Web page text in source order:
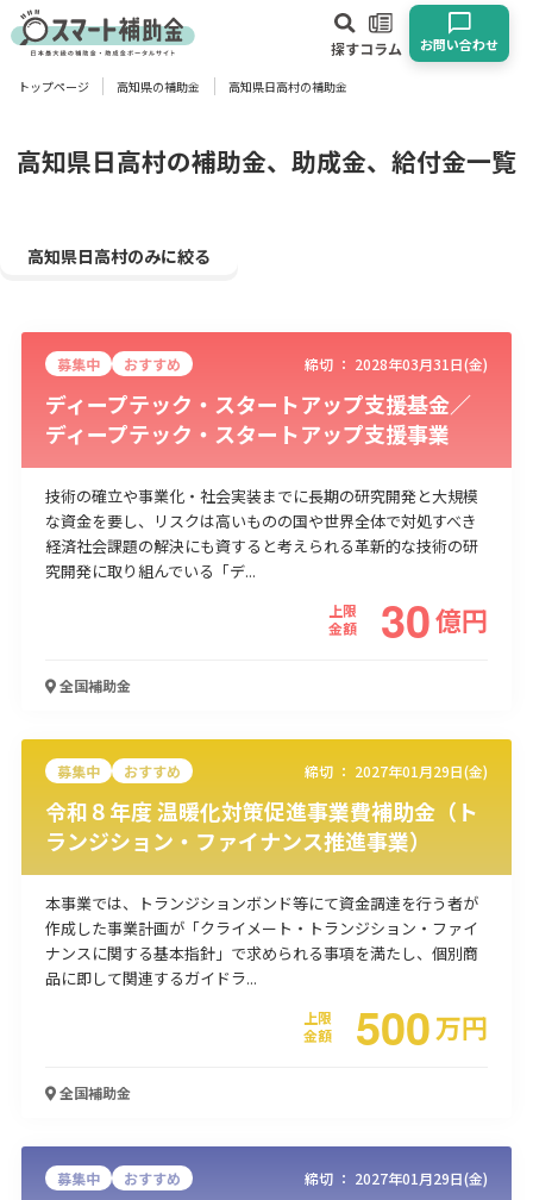
探すコラム お問い合わせ
対象
物流・運輸業 製造業 情報通信業 卸売･小売業
飲食業
建設･不動産業
サービス業 医療･福祉 農業･林業
漁業
宿泊･旅館業
その他
使い道
海外展開 設備投資
IT導入
特許・知的財産
起業・創業
トップページ 高知県の補助金 高知県日高村の補助金
高知県日高村の補助金、助成金、給付金一覧
高知県日高村のみに絞る
募集中 おすすめ 締切 ： 2028年03月31日(金)
ディープテック・スタートアップ支援基金／
ディープテック・スタートアップ支援事業
技術の確立や事業化・社会実装までに長期の研究開発と大規模
な資金を要し、リスクは高いものの国や世界全体で対処すべき
経済社会課題の解決にも資すると考えられる革新的な技術の研
究開発に取り組んでいる「デ...
上限
金額
30億円
全国補助金
募集中 おすすめ 締切 ： 2027年01月29日(金)
令和８年度 温暖化対策促進事業費補助金（ト
ランジション・ファイナンス推進事業）
本事業では、トランジションボンド等にて資金調達を行う者が
作成した事業計画が「クライメート・トランジション・ファイ
ナンスに関する基本指針」で求められる事項を満たし、個別商
品に即して関連するガイドラ...
上限
金額
500万円
全国補助金
募集中 おすすめ 締切 ： 2027年01月29日(金)